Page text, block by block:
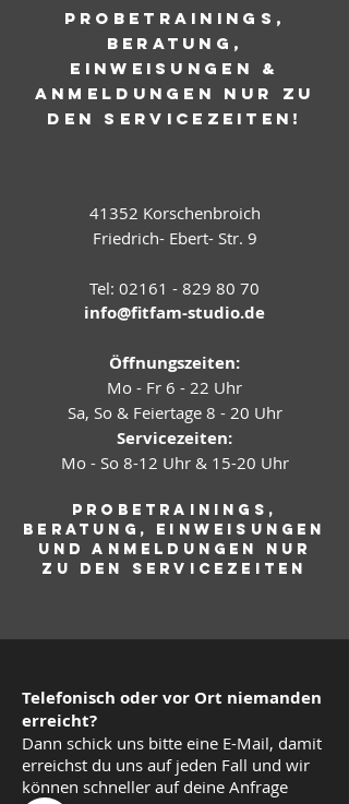
Probetrainings,
Beratung,
Einweisungen &
Anmeldungen nur zu
den Servicezeiten!
41352 Korschenbroich
Friedrich- Ebert- Str. 9
Tel: 02161 - 829 80 70
info@fitfam-studio.de
Öffnungszeiten:
Mo - Fr 6 - 22 Uhr
Sa, So & Feiertage 8 - 20 Uhr
Servicezeiten:
Mo - So 8-12 Uhr & 15-20 Uhr
Probetrainings,
Beratung, Einweisungen
und Anmeldungen nur
zu den Servicezeiten
Telefonisch oder vor Ort niemanden
erreicht?
Dann schick uns bitte eine E-Mail, damit
erreichst du uns auf jeden Fall und wir
können schneller auf deine Anfrage